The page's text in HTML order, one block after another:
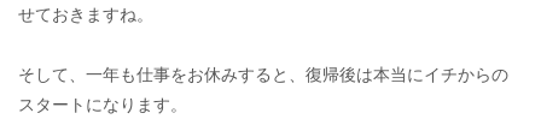
せておきますね。
そして、一年も仕事をお休みすると、復帰後は本当にイチからの
スタートになります。